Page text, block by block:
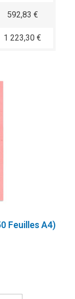
592,83 €
1 223,30 €
Feuilles A4)